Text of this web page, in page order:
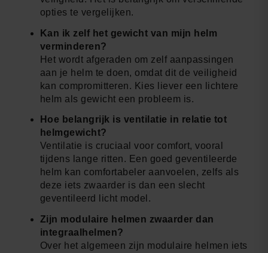
opties te vergelijken.
Kan ik zelf het gewicht van mijn helm
verminderen?
Het wordt afgeraden om zelf aanpassingen
aan je helm te doen, omdat dit de veiligheid
kan compromitteren. Kies liever een lichtere
helm als gewicht een probleem is.
Hoe belangrijk is ventilatie in relatie tot
helmgewicht?
Ventilatie is cruciaal voor comfort, vooral
tijdens lange ritten. Een goed geventileerde
helm kan comfortabeler aanvoelen, zelfs als
deze iets zwaarder is dan een slecht
geventileerd licht model.
Zijn modulaire helmen zwaarder dan
integraalhelmen?
Over het algemeen zijn modulaire helmen iets